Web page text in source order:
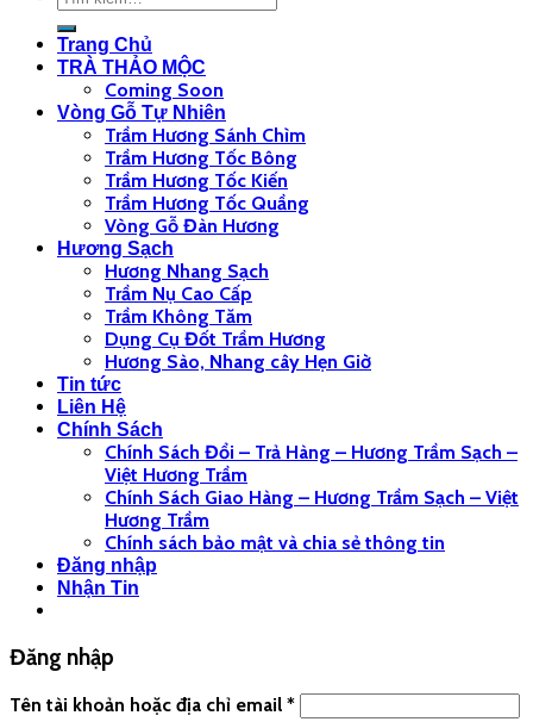
Trang Chủ
TRÀ THẢO MỘC
Coming Soon
Vòng Gỗ Tự Nhiên
Trầm Hương Sánh Chìm
Trầm Hương Tốc Bông
Trầm Hương Tốc Kiến
Trầm Hương Tốc Quầng
Vòng Gỗ Đàn Hương
Hương Sạch
Hương Nhang Sạch
Trầm Nụ Cao Cấp
Trầm Không Tăm
Dụng Cụ Đốt Trầm Hương
Hương Sào, Nhang cây Hẹn Giờ
Tin tức
Liên Hệ
Chính Sách
Chính Sách Đổi – Trả Hàng – Hương Trầm Sạch –
Việt Hương Trầm
Chính Sách Giao Hàng – Hương Trầm Sạch – Việt
Hương Trầm
Chính sách bảo mật và chia sẻ thông tin
Đăng nhập
Nhận Tin
Đăng nhập
Tên tài khoản hoặc địa chỉ email *